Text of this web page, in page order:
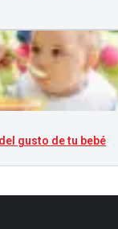
gusto de tu bebé